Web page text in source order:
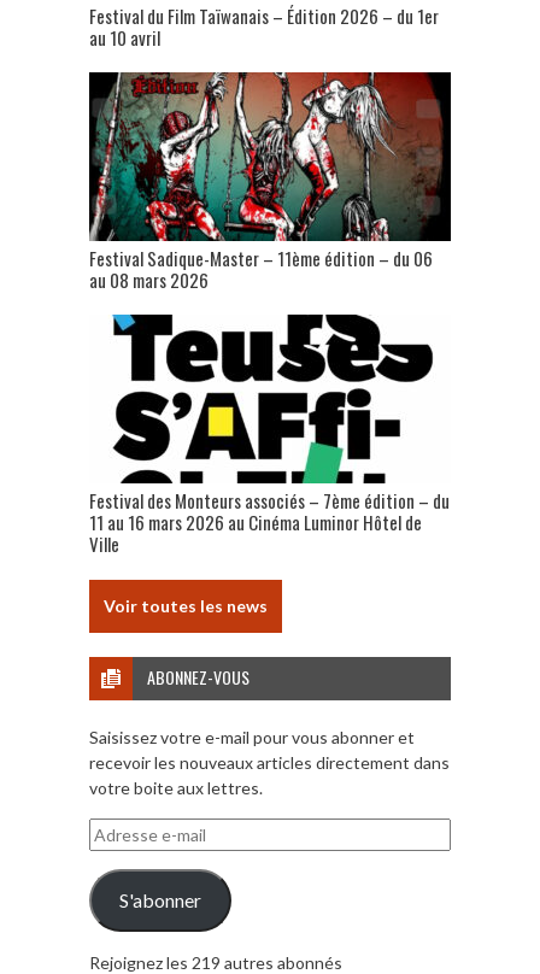
Festival du Film Taïwanais – Édition 2026 – du 1er
au 10 avril
Festival Sadique-Master – 11ème édition – du 06
au 08 mars 2026
Festival des Monteurs associés – 7ème édition – du
11 au 16 mars 2026 au Cinéma Luminor Hôtel de
Ville
Voir toutes les news
ABONNEZ-VOUS
Saisissez votre e-mail pour vous abonner et
recevoir les nouveaux articles directement dans
votre boite aux lettres.
Adresse
e-
mail
S'abonner
Rejoignez les 219 autres abonnés